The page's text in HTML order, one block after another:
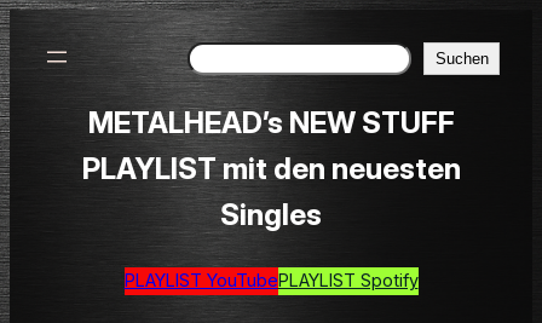
Suchen Suchen
METALHEAD’s NEW STUFF
PLAYLIST mit den neuesten
Singles
PLAYLIST YouTubePLAYLIST Spotify